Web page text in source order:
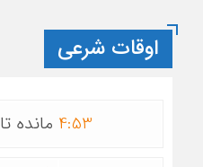
اوقات شرعی
4:53 مانده تا